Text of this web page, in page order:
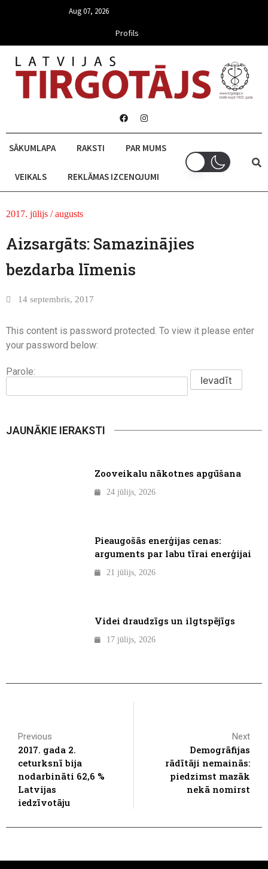
Aug 07, 2026
Profils
SĀKUMLAPA RAKSTI PAR MUMS
VEIKALS REKLĀMAS IZCENOJUMI
2017. jūlijs / augusts
Aizsargāts: Samazinājies
bezdarba līmenis
14 septembris, 2017
This content is password protected. To view it please enter
your password below:
Parole:
JAUNĀKIE IERAKSTI
Zooveikalu nākotnes apgūšana
24 jūlijs, 2026
Pieaugošās enerģijas cenas:
arguments par labu tīrai enerģijai
21 jūlijs, 2026
Videi draudzīgs un ilgtspējīgs
17 jūlijs, 2026
Previous
2017. gada 2.
ceturksnī bija
nodarbināti 62,6 %
Latvijas
iedzīvotāju
Next
Demogrāfijas
rādītāji nemainās:
piedzimst mazāk
nekā nomirst